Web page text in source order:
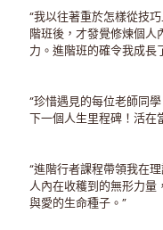
“我以往著重於怎樣從技
階班後，才發覺修煉個人
力。進階班的確令我成長
“珍惜遇見的每位老師同
下一個人生里程碑！活在
“進階行者課程帶領我在
人內在收穫到的無形力量
與愛的生命種子。”